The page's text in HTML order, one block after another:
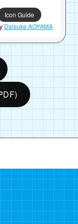
Icon Guide
Daisuke AOYAMA